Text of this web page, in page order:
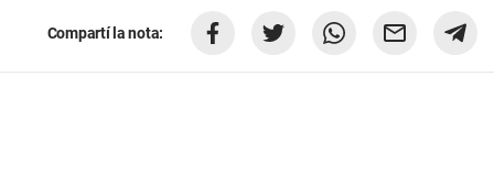
Compartí la nota: